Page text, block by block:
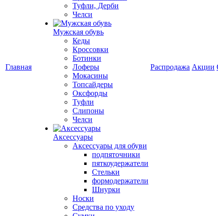
Главная
Туфли, Дерби
Челси
Мужская обувь
Кеды
Кроссовки
Ботинки
Лоферы
Мокасины
Топсайдеры
Оксфорды
Туфли
Слипоны
Челси
Аксессуары
Аксессуары для обуви
подпяточники
пяткоудержатели
Стельки
формодержатели
Шнурки
Носки
Средства по уходу
Распродажа Акции